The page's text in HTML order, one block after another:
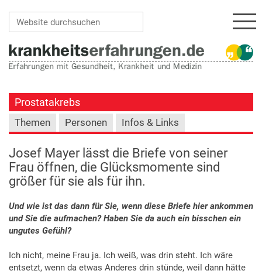
Prostatakrebs
Themen Personen Infos & Links
Josef Mayer lässt die Briefe von seiner
Frau öffnen, die Glücksmomente sind
größer für sie als für ihn.
Und wie ist das dann für Sie, wenn diese Briefe hier ankommen
und Sie die aufmachen? Haben Sie da auch ein bisschen ein
ungutes Gefühl?
Ich nicht, meine Frau ja. Ich weiß, was drin steht. Ich wäre
entsetzt, wenn da etwas Anderes drin stünde, weil dann hätte